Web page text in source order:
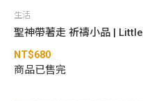
生活
聖神帶著走 祈禱小品 |
NT$680
商品已售完